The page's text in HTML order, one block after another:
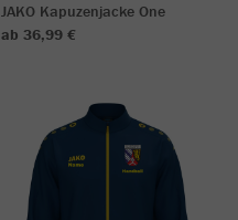
JAKO Kapuzenjacke One
ab 36,99 €